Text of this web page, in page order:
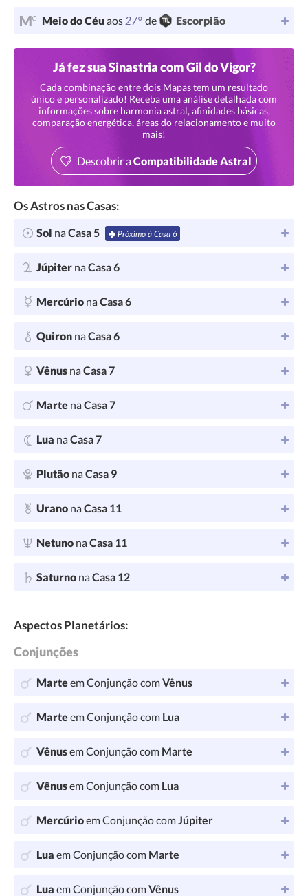
Meio do Céuaos27° de Escorpião
Já fez sua Sinastria com Gil do Vigor?
Cada combinação entre dois Mapas tem um resultado
único e personalizado! Receba uma análise detalhada com
informações sobre harmonia astral, afinidades básicas,
comparação energética, áreas do relacionamento e muito
mais!
Descobrir aCompatibilidade Astral
Os Astros nas Casas:
Sol naCasa 5 Próximo à Casa 6
Júpiter naCasa 6
Mercúrio naCasa 6
Quiron naCasa 6
Vênus naCasa 7
Marte naCasa 7
Lua naCasa 7
Plutão naCasa 9
Urano naCasa 11
Netuno naCasa 11
Saturno naCasa 12
Aspectos Planetários:
Conjunções
Marteem Conjunção comVênus
Marteem Conjunção com Lua
Vênusem Conjunção com Marte
Vênusem Conjunção com Lua
Mercúrioem Conjunção comJúpiter
Lua em Conjunção com Marte
Lua em Conjunção comVênus